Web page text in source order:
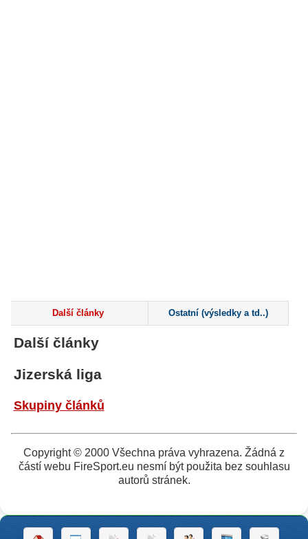
Další články Ostatní (výsledky a td..)
Další články
Jizerská liga
Skupiny článků
Copyright © 2000 Všechna práva vyhrazena. Žádná z
částí webu FireSport.eu nesmí být použita bez souhlasu
autorů stránek.